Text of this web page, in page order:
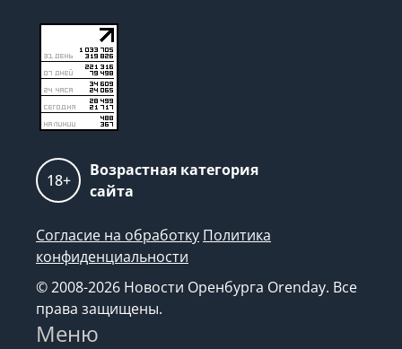
18+
Возрастная категория
сайта
Согласие на обработку Политика
конфиденциальности
© 2008-2026 Новости Оренбурга Orenday. Все
права защищены.
Меню